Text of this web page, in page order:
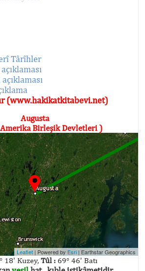
Târîhler
(www.hakikatkitabevi.net)
Augusta
Birleşik Devletleri )
Leaflet | Powered by Esri | Earthstar Geographics
18' Kuzey, Tûl :69° 46' Batı